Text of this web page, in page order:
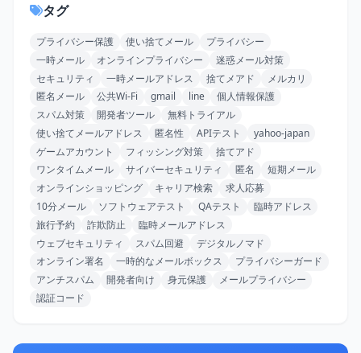
タグ
プライバシー保護 使い捨てメール
プライバシー
一時メール
オンラインプライバシー
迷惑メール対策
セキュリティ
一時メールアドレス 捨てメアド
メルカリ
匿名メール
公共Wi-Fi gmail line
個人情報保護
スパム対策
開発者ツール
無料トライアル
使い捨てメールアドレス
匿名性 APIテスト
yahoo-japan
ゲームアカウント
フィッシング対策
捨てアド
ワンタイムメール
サイバーセキュリティ 匿名
短期メール
オンラインショッピング
キャリア検索
求人応募
10分メール
ソフトウェアテスト QAテスト
臨時アドレス
旅行予約
詐欺防止
臨時メールアドレス
ウェブセキュリティ
スパム回避
デジタルノマド
オンライン署名
一時的なメールボックス
プライバシーガード
アンチスパム
開発者向け 身元保護
メールプライバシー
認証コード